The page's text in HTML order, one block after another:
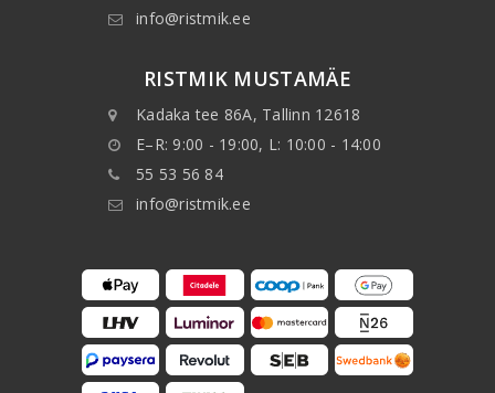
info@ristmik.ee
RISTMIK MUSTAMÄE
Kadaka tee 86A, Tallinn 12618
E–R: 9:00 - 19:00, L: 10:00 - 14:00
55 53 56 84
info@ristmik.ee